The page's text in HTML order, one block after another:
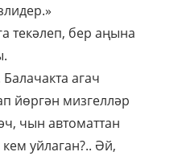
текәлеп, бер аңына
агач
йөргән мизгелләр
чын автоматтан
уйлаган?.. Әй,